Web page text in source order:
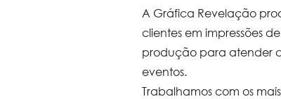
A Gráfica Revelação
clientes em impressões
produção para atender
eventos.
Trabalhamos com os